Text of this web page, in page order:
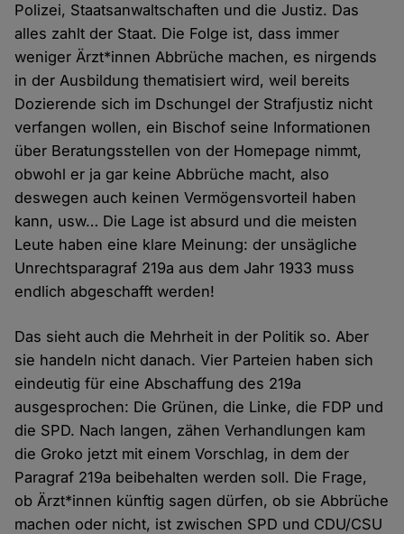
Polizei, Staatsanwaltschaften und die Justiz. Das
alles zahlt der Staat. Die Folge ist, dass immer
weniger Ärzt*innen Abbrüche machen, es nirgends
in der Ausbildung thematisiert wird, weil bereits
Dozierende sich im Dschungel der Strafjustiz nicht
verfangen wollen, ein Bischof seine Informationen
über Beratungsstellen von der Homepage nimmt,
obwohl er ja gar keine Abbrüche macht, also
deswegen auch keinen Vermögensvorteil haben
kann, usw… Die Lage ist absurd und die meisten
Leute haben eine klare Meinung: der unsägliche
Unrechtsparagraf 219a aus dem Jahr 1933 muss
endlich abgeschafft werden!
Das sieht auch die Mehrheit in der Politik so. Aber
sie handeln nicht danach. Vier Parteien haben sich
eindeutig für eine Abschaffung des 219a
ausgesprochen: Die Grünen, die Linke, die FDP und
die SPD. Nach langen, zähen Verhandlungen kam
die Groko jetzt mit einem Vorschlag, in dem der
Paragraf 219a beibehalten werden soll. Die Frage,
ob Ärzt*innen künftig sagen dürfen, ob sie Abbrüche
machen oder nicht, ist zwischen SPD und CDU/CSU